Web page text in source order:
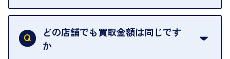
はい。喜んで承ります。出張買取をご利用くださ
い。
ご指定の場所にお伺いします。
どの店舗でも買取金額は同じです
か